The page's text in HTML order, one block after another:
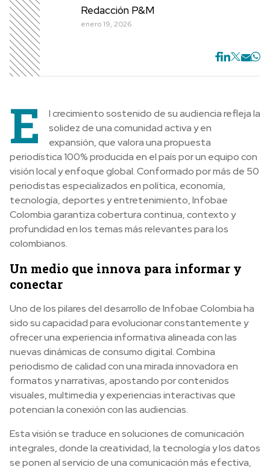
Redacción P&M
enero 19, 2026
E
l crecimiento sostenido de su audiencia refleja la
solidez de una comunidad activa y en
expansión, que valora una propuesta
periodística 100% producida en el país por un equipo con
visión local y enfoque global. Conformado por más de 50
periodistas especializados en política, economía,
tecnología, deportes y entretenimiento, Infobae
Colombia garantiza cobertura continua, contexto y
profundidad en los temas más relevantes para los
colombianos.
Un medio que innova para informar y
conectar
Uno de los pilares del desarrollo de Infobae Colombia ha
sido su capacidad para evolucionar constantemente y
ofrecer una experiencia informativa alineada con las
nuevas dinámicas de consumo digital. Combina
periodismo de calidad con una mirada innovadora en
formatos y narrativas, apostando por contenidos
visuales, multimedia y experiencias interactivas que
potencian la conexión con las audiencias.
Esta visión se traduce en soluciones de comunicación
integrales, donde la creatividad, la tecnología y los datos
se ponen al servicio de una comunicación más efectiva,